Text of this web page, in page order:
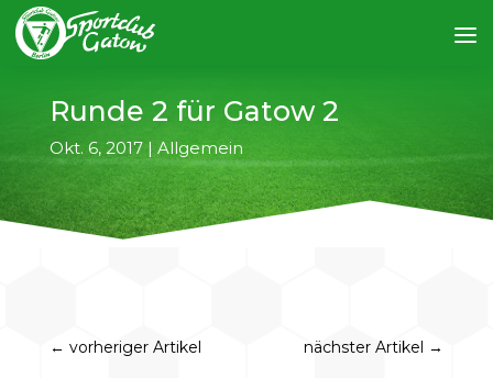
Runde 2 für Gatow 2
Okt. 6, 2017| Allgemein
← vorheriger Artikel nächster Artikel →